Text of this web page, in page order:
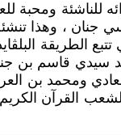
للناشئة
، وهذا
الطريقة
قاسم بن
ومحمد
القرآن